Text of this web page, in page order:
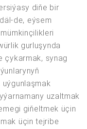
diňe bir
de, eýsem
gurluşynda
çykarmak, synag
uzaltmak
giňeltmek üçin
üçin tejribe